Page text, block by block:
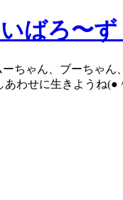
ばろ〜ず
ちゃん、ブーちゃ
あわせに生きようね(●